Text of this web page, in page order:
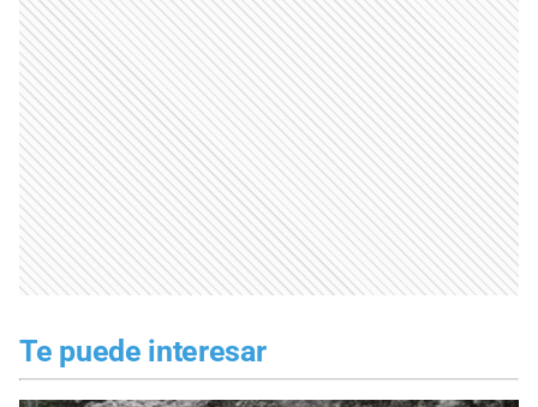
Te puede interesar